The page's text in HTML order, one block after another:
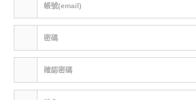
帳號(email)
密碼
確認密碼